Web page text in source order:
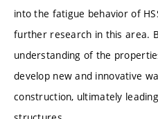
into the fatigue behavior of
further research in this area.
understanding of the
develop new and innovative
construction, ultimately